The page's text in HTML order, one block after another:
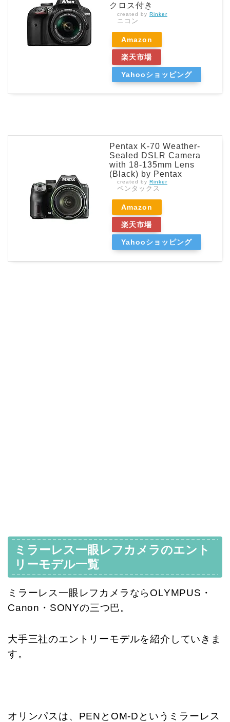
クロス付き
created by Rinker
ニコン
Amazon
楽天市場
Yahooショッピング
Pentax K-70 Weather-
Sealed DSLR Camera
with 18-135mm Lens
(Black) by Pentax
created by Rinker
ペンタックス
Amazon
楽天市場
Yahooショッピング
ミラーレス一眼レフカメラのエント
リーモデル一覧
ミラーレス一眼レフカメラならOLYMPUS・
Canon・SONYの三つ巴。
大手三社のエントリーモデルを紹介していきま
す。
オリンパスは、PENとOM-Dというミラーレス